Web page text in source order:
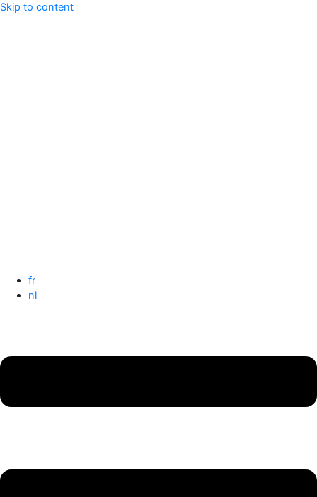
Skip to content
fr
nl